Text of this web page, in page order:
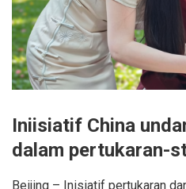
Iniisiatif China
dalam pertukaran-
Beijing – Inisiatif pertukaran